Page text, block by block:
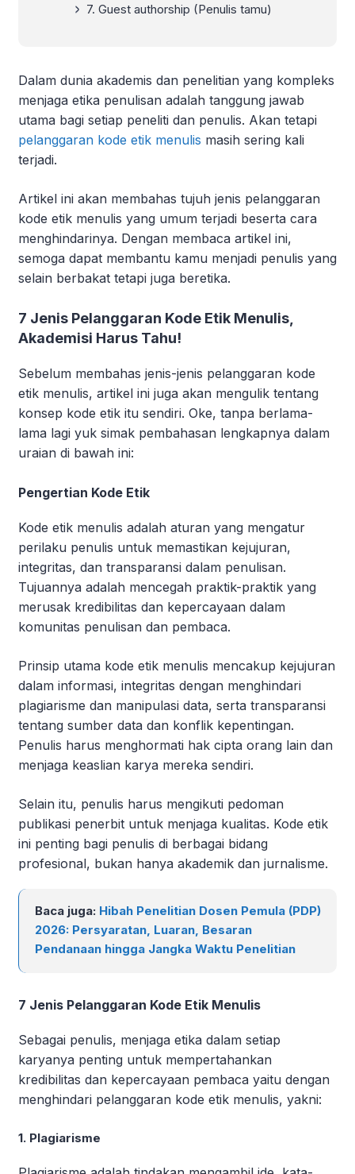
7. Guest authorship (Penulis tamu)
Dalam dunia akademis dan penelitian yang kompleks
menjaga etika penulisan adalah tanggung jawab
utama bagi setiap peneliti dan penulis. Akan tetapi
pelanggaran kode etik menulis masih sering kali
terjadi.
Artikel ini akan membahas tujuh jenis pelanggaran
kode etik menulis yang umum terjadi beserta cara
menghindarinya. Dengan membaca artikel ini,
semoga dapat membantu kamu menjadi penulis yang
selain berbakat tetapi juga beretika.
7 Jenis Pelanggaran Kode Etik Menulis,
Akademisi Harus Tahu!
Sebelum membahas jenis-jenis pelanggaran kode
etik menulis, artikel ini juga akan mengulik tentang
konsep kode etik itu sendiri. Oke, tanpa berlama-
lama lagi yuk simak pembahasan lengkapnya dalam
uraian di bawah ini:
Pengertian Kode Etik
Kode etik menulis adalah aturan yang mengatur
perilaku penulis untuk memastikan kejujuran,
integritas, dan transparansi dalam penulisan.
Tujuannya adalah mencegah praktik-praktik yang
merusak kredibilitas dan kepercayaan dalam
komunitas penulisan dan pembaca.
Prinsip utama kode etik menulis mencakup kejujuran
dalam informasi, integritas dengan menghindari
plagiarisme dan manipulasi data, serta transparansi
tentang sumber data dan konflik kepentingan.
Penulis harus menghormati hak cipta orang lain dan
menjaga keaslian karya mereka sendiri.
Selain itu, penulis harus mengikuti pedoman
publikasi penerbit untuk menjaga kualitas. Kode etik
ini penting bagi penulis di berbagai bidang
profesional, bukan hanya akademik dan jurnalisme.
Baca juga: Hibah Penelitian Dosen Pemula (PDP)
2026: Persyaratan, Luaran, Besaran
Pendanaan hingga Jangka Waktu Penelitian
7 Jenis Pelanggaran Kode Etik Menulis
Sebagai penulis, menjaga etika dalam setiap
karyanya penting untuk mempertahankan
kredibilitas dan kepercayaan pembaca yaitu dengan
menghindari pelanggaran kode etik menulis, yakni:
1. Plagiarisme